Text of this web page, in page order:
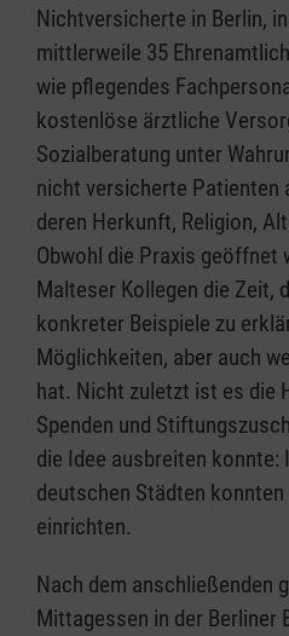
Nichtversicherte in Berlin,
mittlerweile 35
wie pflegendes
kostenlöse ärztliche
Sozialberatung unter
nicht versicherte Patienten
deren Herkunft, Religion,
Obwohl die Praxis geöffnet
Malteser Kollegen die Zeit,
konkreter Beispiele zu
Möglichkeiten, aber auch
hat. Nicht zuletzt ist es die
Spenden und
die Idee ausbreiten konnte:
deutschen Städten
einrichten.
Nach dem anschließenden
Mittagessen in der Berliner